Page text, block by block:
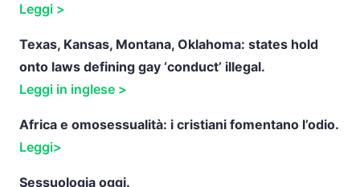
Leggi >
Texas, Kansas, Montana, Oklahoma: states hold
onto laws defining gay ‘conduct’ illegal.
Leggi in inglese >
Africa e omosessualità: i cristiani fomentano l’odio.
Leggi>
Sessuologia oggi.